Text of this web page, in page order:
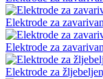
Elektrode za
Elektrode za
Elektrode za